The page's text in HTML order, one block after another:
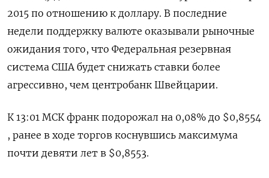
2015 по отношению к доллару. В последние
недели поддержку валюте оказывали рыночные
ожидания того, что Федеральная резервная
система США будет снижать ставки более
агрессивно, чем центробанк Швейцарии.
К 13:01 МСК франк подорожал на 0,08% до $0,8554​
, ранее в ходе торгов коснувшись максимума
почти девяти лет в $0,8553.